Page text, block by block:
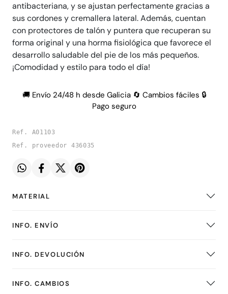
antibacteriana, y se ajustan perfectamente gracias a
sus cordones y cremallera lateral. Además, cuentan
con protectores de talón y puntera que recuperan su
forma original y una horma fisiológica que favorece el
desarrollo saludable del pie de los más pequeños.
¡Comodidad y estilo para todo el día!
🚚 Envío 24/48 h desde Galicia 🔄 Cambios fáciles 🔒
Pago seguro
Ref. A01103
Ref. proveedor 436035
MATERIAL
INFO. ENVÍO
INFO. DEVOLUCIÓN
INFO. CAMBIOS